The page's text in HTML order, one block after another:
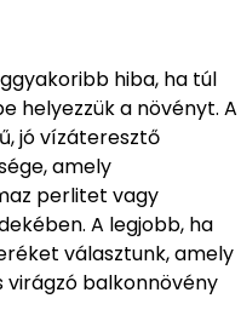
hiba, ha túl
helyezzük a növényt. A
jó vízáteresztő
amely
perlitet vagy
A legjobb, ha
választunk, amely
virágzó balkonnövény